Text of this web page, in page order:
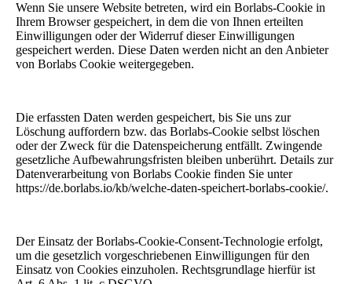
Wenn Sie unsere Website betreten, wird ein Borlabs-Cookie in
Ihrem Browser gespeichert, in dem die von Ihnen erteilten
Einwilligungen oder der Widerruf dieser Einwilligungen
gespeichert werden. Diese Daten werden nicht an den Anbieter
von Borlabs Cookie weitergegeben.
Die erfassten Daten werden gespeichert, bis Sie uns zur
Löschung auffordern bzw. das Borlabs-Cookie selbst löschen
oder der Zweck für die Datenspeicherung entfällt. Zwingende
gesetzliche Aufbewahrungsfristen bleiben unberührt. Details zur
Datenverarbeitung von Borlabs Cookie finden Sie unter
https://de.borlabs.io/kb/welche-daten-speichert-borlabs-cookie/.
Der Einsatz der Borlabs-Cookie-Consent-Technologie erfolgt,
um die gesetzlich vorgeschriebenen Einwilligungen für den
Einsatz von Cookies einzuholen. Rechtsgrundlage hierfür ist